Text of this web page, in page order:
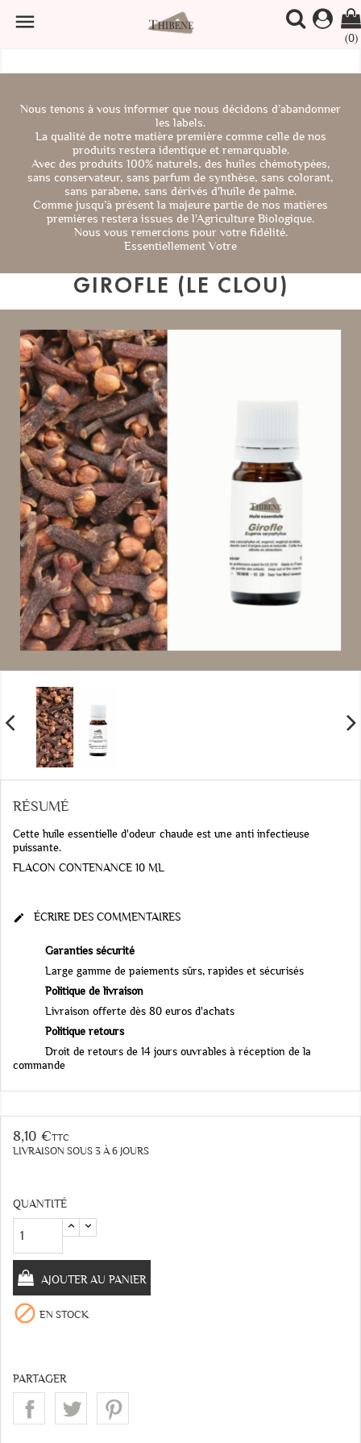

(0)
Nous tenons à vous informer que nous décidons d’abandonner
les labels.
La qualité de notre matière première comme celle de nos
produits restera identique et remarquable.
Avec des produits 100% naturels, des huiles chémotypées,
sans conservateur, sans parfum de synthèse, sans colorant,
sans parabene, sans dérivés d'huile de palme.
Comme jusqu’à présent la majeure partie de nos matières
premières restera issues de l'Agriculture Biologique.
Nous vous remercions pour votre fidélité.
Essentiellement Votre
GIROFLE (LE CLOU)
RÉSUMÉ
Cette huile essentielle d'odeur chaude est une anti infectieuse
puissante.
FLACON CONTENANCE 10 ML
 ÉCRIRE DES COMMENTAIRES
Garanties sécurité
Large gamme de paiements sûrs, rapides et sécurisés
Politique de livraison
Livraison offerte dès 80 euros d'achats
Politique retours
Droit de retours de 14 jours ouvrables à réception de la
commande
8,10 €TTC
LIVRAISON SOUS 3 À 6 JOURS
QUANTITÉ
AJOUTER AU PANIER
 EN STOCK
PARTAGER